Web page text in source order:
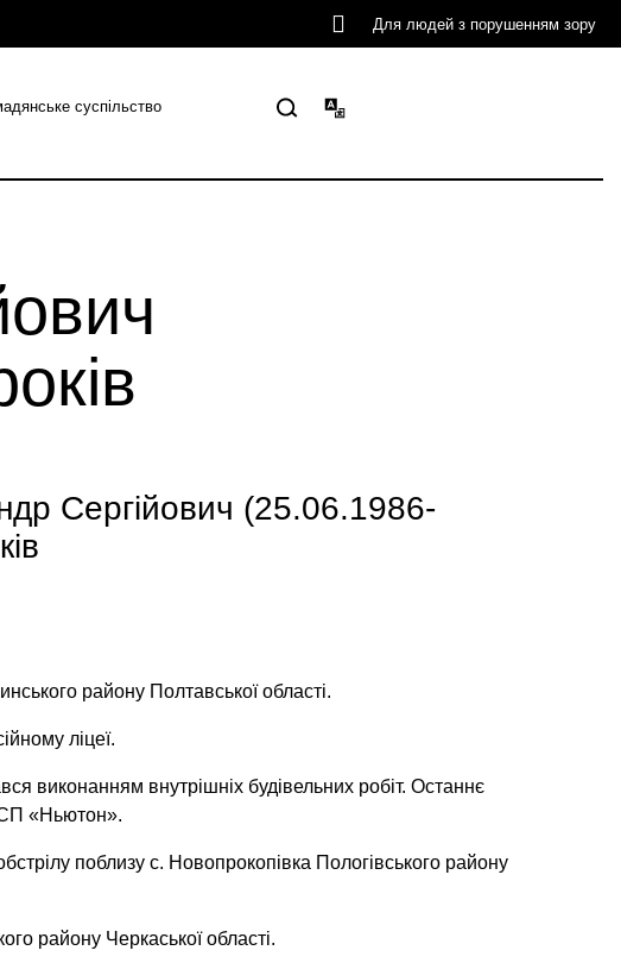
Для людей з порушенням зору
суспільство
Сергійович (25.06.1986-
району Полтавської області.
ліцеї.
виконанням внутрішніх будівельних робіт. Останнє
«Ньютон».
поблизу с. Новопрокопівка Пологівського району
району Черкаської області.